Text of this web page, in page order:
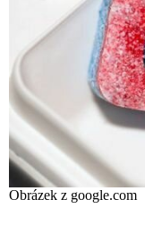
Obrázek z google.com